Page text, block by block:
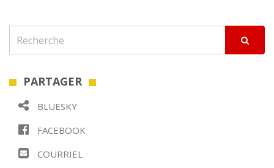
PARTAGER
BLUESKY
FACEBOOK
COURRIEL